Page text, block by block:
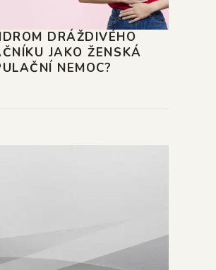
DRÁŽDIVÉHO
JAKO ŽENSKÁ
NEMOC?